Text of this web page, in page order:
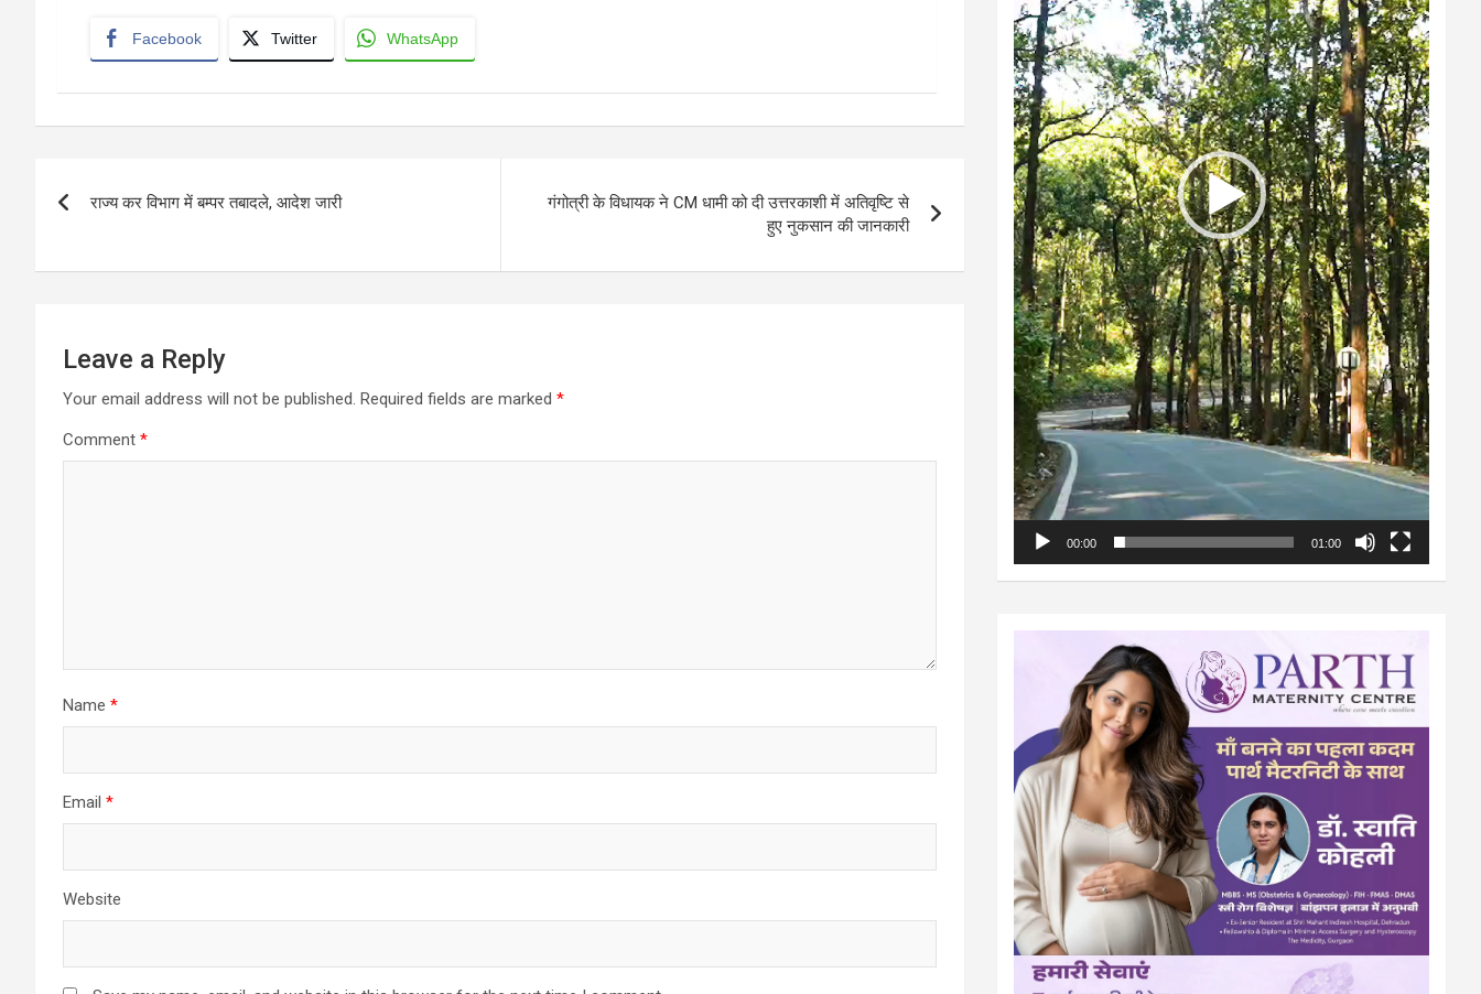
Facebook Twitter WhatsApp
navigation
राज्य कर विभाग में बम्पर तबादले, आदेश जारी
गंगोत्री के विधायक ने CM धामी को दी उत्तरकाशी में अतिवृष्टि से
हुए नुकसान की जानकारी
Leave a Reply
Your email address will not be published. Required fields are marked *
Comment *
Name *
Email *
Website
00:00 01:00